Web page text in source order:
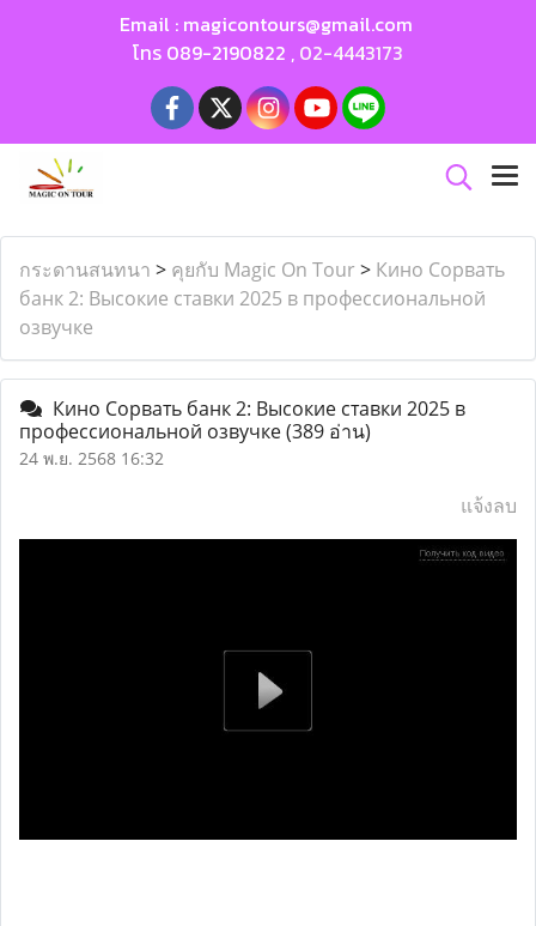
Email : magicontours@gmail.com
โทร 089-2190822 , 02-4443173
กระดานสนทนา > คุยกับ Magic On Tour > Кино Сорвать
банк 2: Высокие ставки 2025 в профессиональной
озвучке
Кино Сорвать банк 2: Высокие ставки 2025 в
профессиональной озвучке(389 อ่าน)
24 พ.ย. 2568 16:32
แจ้งลบ